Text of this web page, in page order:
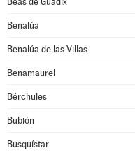
Benalúa
Benalúa de las Villas
Benamaurel
Bérchules
Bubión
Busquístar